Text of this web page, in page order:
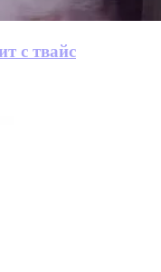
с твайс